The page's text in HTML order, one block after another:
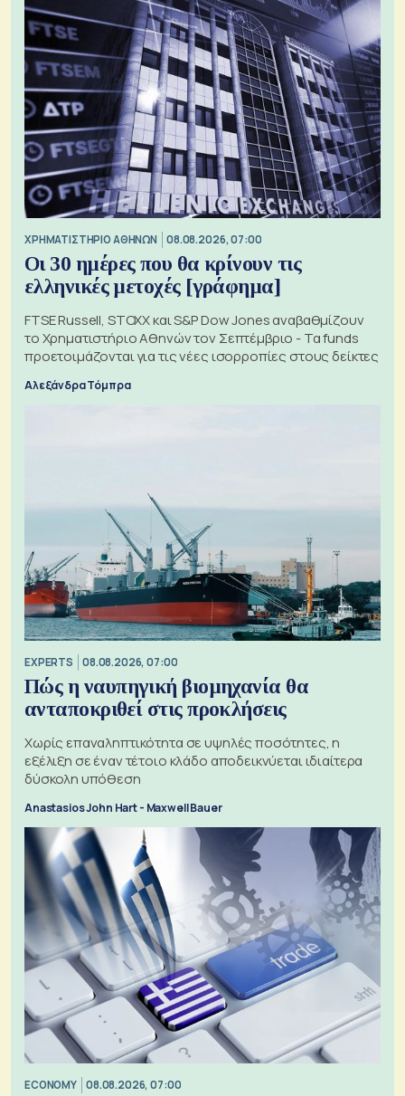
XΡΗΜΑΤΙΣΤΗΡΙΟ ΑΘΗΝΩΝ 08.08.2026, 07:00
Οι 30 ημέρες που θα κρίνουν τις
ελληνικές μετοχές [γράφημα]
FTSE Russell, STOXX και S&P Dow Jones αναβαθμίζουν
το Χρηματιστήριο Αθηνών τον Σεπτέμβριο - Τα funds
προετοιμάζονται για τις νέες ισορροπίες στους δείκτες
Αλεξάνδρα Τόμπρα
EXPERTS 08.08.2026, 07:00
Πώς η ναυπηγική βιομηχανία θα
ανταποκριθεί στις προκλήσεις
Χωρίς επαναληπτικότητα σε υψηλές ποσότητες, η
εξέλιξη σε έναν τέτοιο κλάδο αποδεικνύεται ιδιαίτερα
δύσκολη υπόθεση
Anastasios John Hart - Maxwell Bauer
ECONOMY 08.08.2026, 07:00